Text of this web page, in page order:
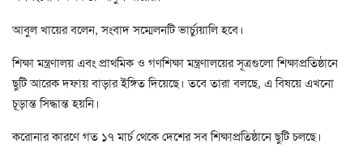
আবুল খায়ের বলেন, সংবাদ সম্মেলনটি ভার্চ্যুয়ালি হবে।
শিক্ষা মন্ত্রণালয় এবং প্রাথমিক ও গণশিক্ষা মন্ত্রণালয়ের সূত্রগুলো শিক্ষাপ্রতিষ্ঠানে
ছুটি আরেক দফায় বাড়ার ইঙ্গিত দিয়েছে। তবে তারা বলছে, এ বিষয়ে এখনো
চূড়ান্ত সিদ্ধান্ত হয়নি।
করোনার কারণে গত ১৭ মার্চ থেকে দেশের সব শিক্ষাপ্রতিষ্ঠানে ছুটি চলছে।